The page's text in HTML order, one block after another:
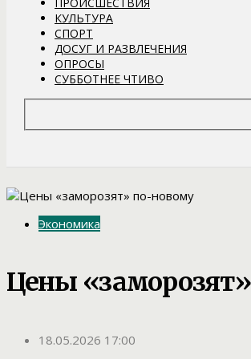
КУЛЬТУРА
СПОРТ
ДОСУГ И РАЗВЛЕЧЕНИЯ
ОПРОСЫ
СУББОТНЕЕ ЧТИВО
Экономика
Цены
18.05.2026 17:00